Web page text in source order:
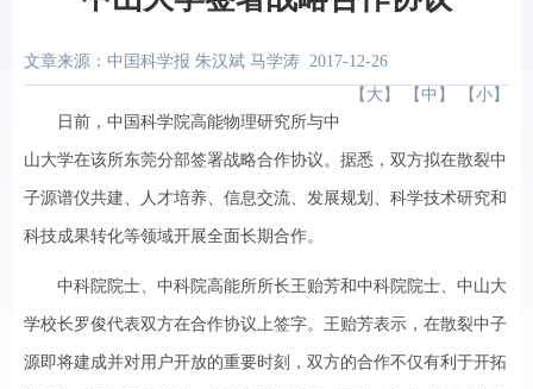
文章来源：中国科学报 朱汉斌 马学涛 2017-12-26
【 大 】 【 中 】 【 小 】
日前，中国科学院高能物理研究所与中
山大学在该所东莞分部签署战略合作协议。据悉，双方拟在散裂中
子源谱仪共建、人才培养、信息交流、发展规划、科学技术研究和
科技成果转化等领域开展全面长期合作。
中科院院士、中科院高能所所长王贻芳和中科院院士、中山大
学校长罗俊代表双方在合作协议上签字。王贻芳表示，在散裂中子
源即将建成并对用户开放的重要时刻，双方的合作不仅有利于开拓